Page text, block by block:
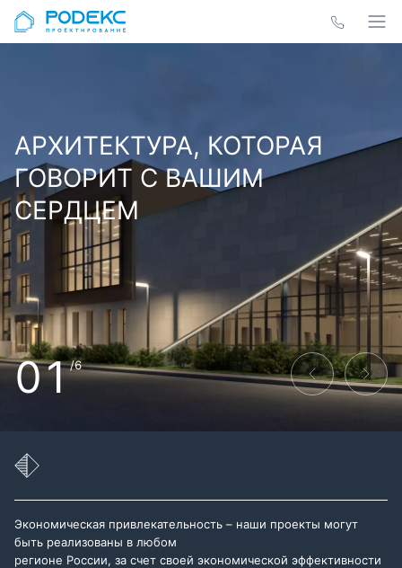
АРХИТЕКТУРА, КОТОРАЯ
ГОВОРИТ С ВАШИМ
СЕРДЦЕМ
01/6
Экономическая привлекательность – наши проекты могут
быть реализованы в любом
регионе России, за счет своей экономической эффективности